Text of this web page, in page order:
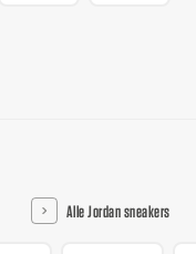
Alle Jordan sneakers